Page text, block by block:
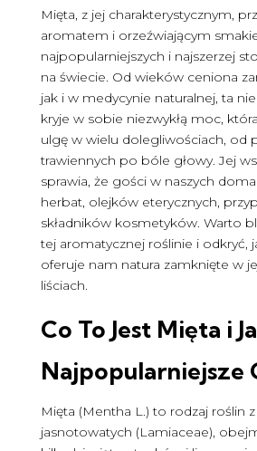
Mięta, z jej charakterystycznym,
aromatem i orzeźwiającym
najpopularniejszych i najszerzej
na świecie. Od wieków ceniona
jak i w medycynie naturalnej, ta
kryje w sobie niezwykłą moc,
ulgę w wielu dolegliwościach, od
trawiennych po bóle głowy. Jej
sprawia, że gości w naszych
herbat, olejków eterycznych,
składników kosmetyków. Warto
tej aromatycznej roślinie i odkryć,
oferuje nam natura zamknięte w
liściach.
Co To Jest Mięta i
Najpopularniejsze
Mięta (Mentha L.) to rodzaj roślin
jasnotowatych (Lamiaceae),